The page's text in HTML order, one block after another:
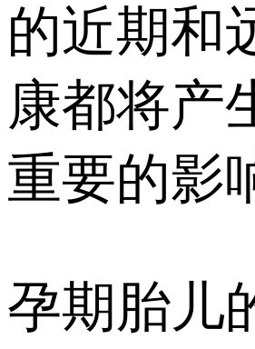
的近期和
康都将产
重要的影
孕期胎儿